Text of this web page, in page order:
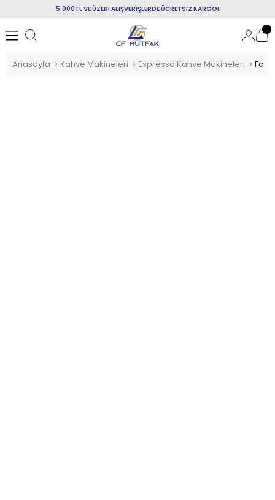
5.000TL VE ÜZERİ ALIŞVERİŞLERDE ÜCRETSİZ KARGO!
Anasayfa Kahve Makineleri Espresso Kahve Makineleri